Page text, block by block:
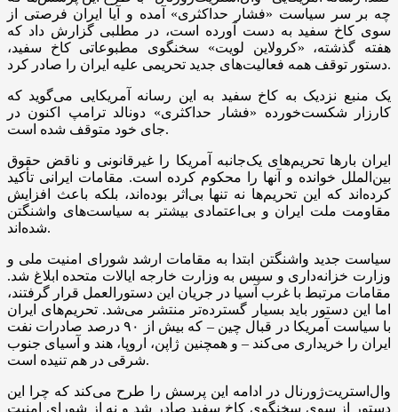
چه بر سر سیاست «فشار حداکثری» آمده و آیا ایران فرصتی از
سوی کاخ سفید به دست آورده است، در مطلبی گزارش داد که
هفته گذشته، «کرولاین لویت» سخنگوی مطبوعاتی کاخ سفید،
دستور توقف همه فعالیت‌های جدید تحریمی علیه ایران را صادر کرد.
یک منبع نزدیک به کاخ سفید به این رسانه آمریکایی می‌گوید که
کارزار شکست‌خورده «فشار حداکثری» دونالد ترامپ اکنون در
جای خود متوقف شده است.
ایران بار‌ها تحریم‌های یک‌جانبه آمریکا را غیرقانونی و ناقض حقوق
بین‌الملل خوانده و آنها را محکوم کرده است. مقامات ایرانی تأکید
کرده‌اند که این تحریم‌ها نه تنها بی‌اثر بوده‌اند، بلکه باعث افزایش
مقاومت ملت ایران و بی‌اعتمادی بیشتر به سیاست‌های واشنگتن
شده‌اند.
سیاست جدید واشنگتن ابتدا به مقامات ارشد شورای امنیت ملی و
وزارت خزانه‌داری و سپس به وزارت خارجه ایالات متحده ابلاغ شد.
مقامات مرتبط با غرب آسیا در جریان این دستورالعمل قرار گرفتند،
اما این دستور باید بسیار گسترده‌تر منتشر می‌شد. تحریم‌های ایران
با سیاست آمریکا در قبال چین – که بیش از ۹۰ درصد صادرات نفت
ایران را خریداری می‌کند – و همچنین ژاپن، اروپا، هند و آسیای جنوب
شرقی در هم تنیده است.
وال‌استریت‌ژورنال در ادامه این پرسش را طرح می‌کند که چرا این
دستور از سوی سخنگوی کاخ سفید صادر شد و نه از شورای امنیت